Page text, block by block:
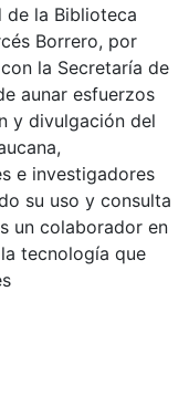
de la Biblioteca
Borrero, por
la Secretaría de
aunar esfuerzos
y divulgación del
e investigadores
su uso y consulta
un colaborador en
tecnología que